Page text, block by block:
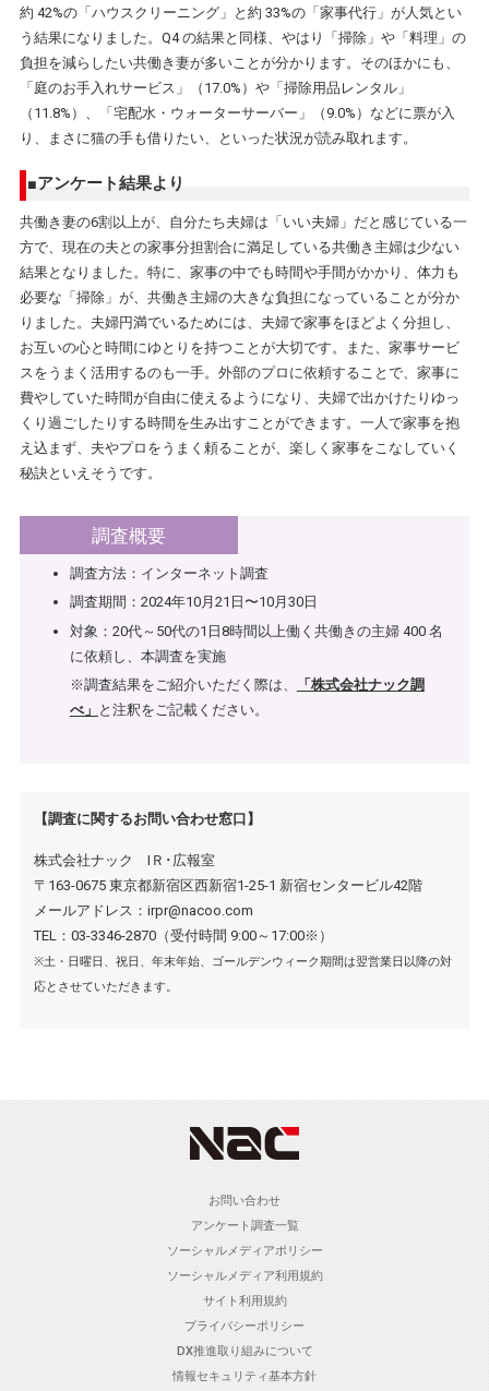
約 42%の「ハウスクリーニング」と約 33%の「家事代行」が人気とい
う結果になりました。Q4 の結果と同様、やはり「掃除」や「料理」の
負担を減らしたい共働き妻が多いことが分かります。そのほかにも、
「庭のお手入れサービス」（17.0%）や「掃除用品レンタル」
（11.8%）、「宅配水・ウォーターサーバー」（9.0%）などに票が入
り、まさに猫の手も借りたい、といった状況が読み取れます。
■アンケート結果より
共働き妻の6割以上が、自分たち夫婦は「いい夫婦」だと感じている一
方で、現在の夫との家事分担割合に満足している共働き主婦は少ない
結果となりました。特に、家事の中でも時間や手間がかかり、体力も
必要な「掃除」が、共働き主婦の大きな負担になっていることが分か
りました。夫婦円満でいるためには、夫婦で家事をほどよく分担し、
お互いの心と時間にゆとりを持つことが大切です。また、家事サービ
スをうまく活用するのも一手。外部のプロに依頼することで、家事に
費やしていた時間が自由に使えるようになり、夫婦で出かけたりゆっ
くり過ごしたりする時間を生み出すことができます。一人で家事を抱
え込まず、夫やプロをうまく頼ることが、楽しく家事をこなしていく
秘訣といえそうです。
調査概要
調査方法：インターネット調査
調査期間：2024年10月21日〜10月30日
対象：20代～50代の1日8時間以上働く共働きの主婦 400 名
に依頼し、本調査を実施
※調査結果をご紹介いただく際は、
「株式会社ナック調
べ」 と注釈をご記載ください。
【調査に関するお問い合わせ窓口】
株式会社ナック IＲ･広報室
〒163-0675 東京都新宿区西新宿1-25-1 新宿センタービル42階
メールアドレス：irpr@nacoo.com
TEL：03-3346-2870（受付時間 9:00～17:00※）
※土・日曜日、祝日、年末年始、ゴールデンウィーク期間は翌営業日以降の対
応とさせていただきます。
お問い合わせ
アンケート調査一覧
ソーシャルメディアポリシー
ソーシャルメディア利用規約
サイト利用規約
プライバシーポリシー
DX推進取り組みについて
情報セキュリティ基本方針